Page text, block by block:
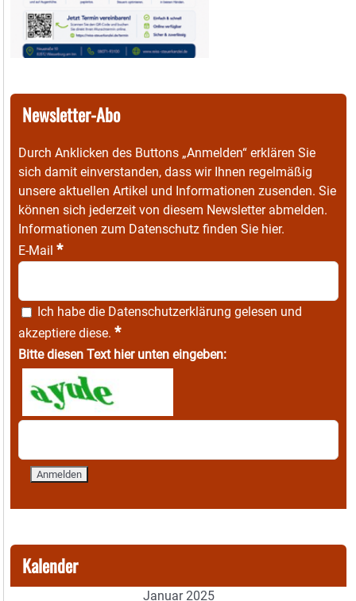
Newsletter-Abo
Durch Anklicken des Buttons „Anmelden“ erklären Sie
sich damit einverstanden, dass wir Ihnen regelmäßig
unsere aktuellen Artikel und Informationen zusenden. Sie
können sich jederzeit von diesem Newsletter abmelden.
Informationen zum Datenschutz finden Sie hier.
E-Mail *
Ich habe die Datenschutzerklärung gelesen und
akzeptiere diese. *
Bitte diesen Text hier unten eingeben:
Kalender
Januar 2025